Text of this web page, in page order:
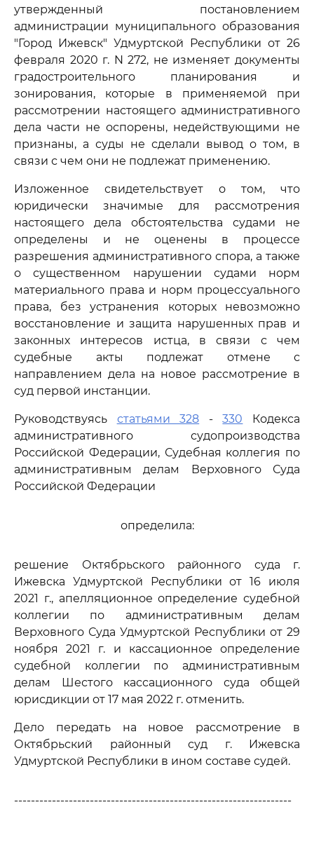
утвержденный постановлением
администрации муниципального образования
"Город Ижевск" Удмуртской Республики от 26
февраля 2020 г. N 272, не изменяет документы
градостроительного планирования и
зонирования, которые в применяемой при
рассмотрении настоящего административного
дела части не оспорены, недействующими не
признаны, а суды не сделали вывод о том, в
связи с чем они не подлежат применению.
Изложенное свидетельствует о том, что
юридически значимые для рассмотрения
настоящего дела обстоятельства судами не
определены и не оценены в процессе
разрешения административного спора, а также
о существенном нарушении судами норм
материального права и норм процессуального
права, без устранения которых невозможно
восстановление и защита нарушенных прав и
законных интересов истца, в связи с чем
судебные акты подлежат отмене с
направлением дела на новое рассмотрение в
суд первой инстанции.
Руководствуясь статьями 328 -330 Кодекса
административного судопроизводства
Российской Федерации, Судебная коллегия по
административным делам Верховного Суда
Российской Федерации
определила:
решение Октябрьского районного суда г.
Ижевска Удмуртской Республики от 16 июля
2021 г., апелляционное определение судебной
коллегии по административным делам
Верховного Суда Удмуртской Республики от 29
ноября 2021 г. и кассационное определение
судебной коллегии по административным
делам Шестого кассационного суда общей
юрисдикции от 17 мая 2022 г. отменить.
Дело передать на новое рассмотрение в
Октябрьский районный суд г. Ижевска
Удмуртской Республики в ином составе судей.
------------------------------------------------------------------